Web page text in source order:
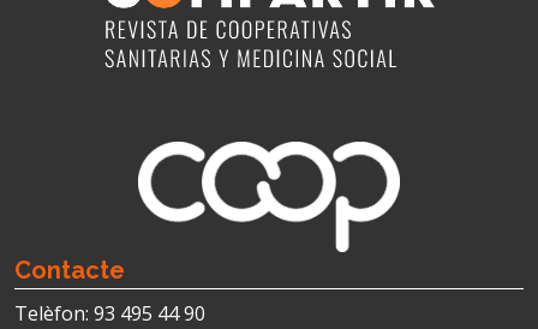
Contacte
Telèfon: 93 495 44 90